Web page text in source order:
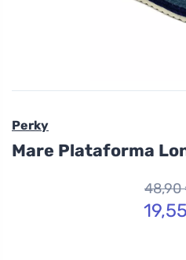
Perky
Mare Plataforma
48,90